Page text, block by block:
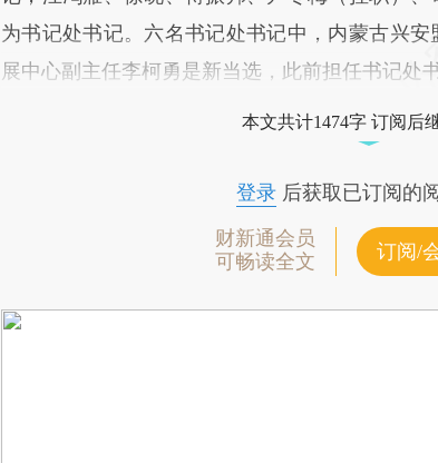
为书记处书记。六名书记处书记中，内蒙古兴
展中心副主任李柯勇是新当选，此前担任书记处
本文共计1474字 订阅后
登录后获取已订阅的
财新通会员
可畅读全文
订阅/